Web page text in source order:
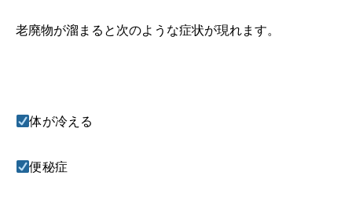
老廃物が溜まると次のような症状が現れます。
体が冷える
便秘症